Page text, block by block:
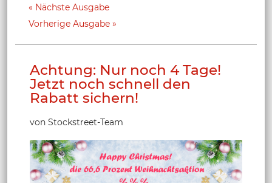
Nächste Ausgabe
Vorherige Ausgabe
Achtung: Nur noch 4 Tage!
Jetzt noch schnell den
Rabatt sichern!
von Stockstreet-Team